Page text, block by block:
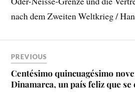
nach dem Zweiten Weltkrieg /
PREVIOUS
Centésimo quincuagésimo
Dinamarca, un país feliz que se